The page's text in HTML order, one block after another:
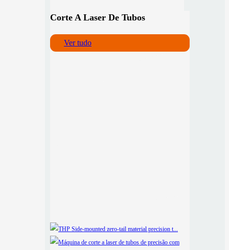
Corte A Laser De Tubos
Ver tudo